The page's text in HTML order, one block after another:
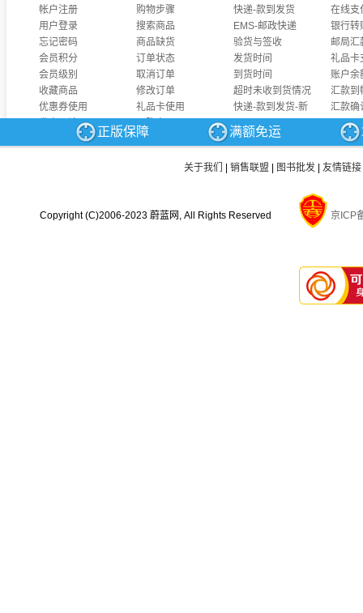
帐户注册
用户登录
忘记密码
会员积分
会员级别
收藏商品
优惠券使用
商品问答
购物步骤
搜索商品
商品缺货
订单状态
取消订单
修改订单
礼品卡使用
团购商品
发票制度
快递-款到发货
EMS-邮政快递
验货与签收
发货时间
到货时间
超时未收到货情况
快递-款到发货-新
在线支
银行转
邮局汇
礼品卡
账户余
汇款到
汇款确
正版保障 满额免运
关于我们 | 销售联盟 | 图书批发 | 友情链接
Copyright (C)2006-2023 蔚蓝网, All Rights Reserved 京ICP